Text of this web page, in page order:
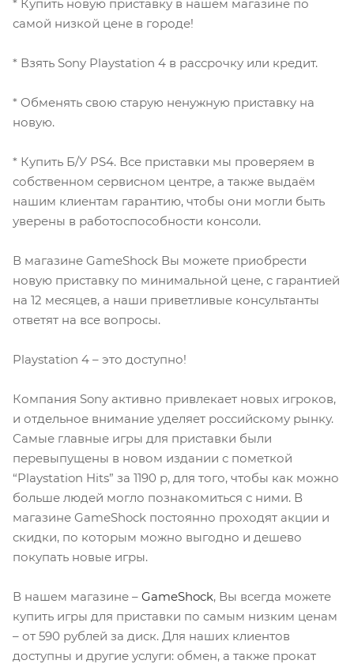
* Купить новую приставку в нашем магазине по
самой низкой цене в городе!
* Взять Sony Playstation 4 в рассрочку или кредит.
* Обменять свою старую ненужную приставку на
новую.
* Купить Б/У PS4. Все приставки мы проверяем в
собственном сервисном центре, а также выдаём
нашим клиентам гарантию, чтобы они могли быть
уверены в работоспособности консоли.
В магазине GameShock Вы можете приобрести
новую приставку по минимальной цене, с гарантией
на 12 месяцев, а наши приветливые консультанты
ответят на все вопросы.
Playstation 4 – это доступно!
Компания Sony активно привлекает новых игроков,
и отдельное внимание уделяет российскому рынку.
Самые главные игры для приставки были
перевыпущены в новом издании с пометкой
“Playstation Hits” за 1190 р, для того, чтобы как можно
больше людей могло познакомиться с ними. В
магазине GameShock постоянно проходят акции и
скидки, по которым можно выгодно и дешево
покупать новые игры.
В нашем магазине – GameShock, Вы всегда можете
купить игры для приставки по самым низким ценам
– от 590 рублей за диск. Для наших клиентов
доступны и другие услуги: обмен, а также прокат